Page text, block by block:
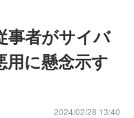
事者がサイバ
用に懸念示す
2024/02/28 13:40